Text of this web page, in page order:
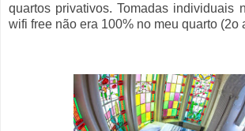
quartos privativos. Tomadas individuais
wifi free não era 100% no meu quarto (2o